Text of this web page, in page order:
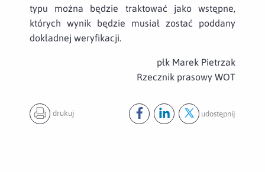
typu można będzie traktować jako wstępne,
których wynik będzie musiał zostać poddany
dokładnej weryfikacji.
płk Marek Pietrzak
Rzecznik prasowy WOT
drukuj udostępnij